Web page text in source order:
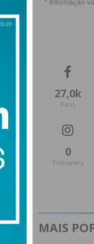
27,0k
Fans
0
Followers
MAIS